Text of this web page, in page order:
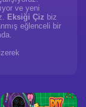
ve yeni
Eksiği Çiz biz
eğlenceli bir